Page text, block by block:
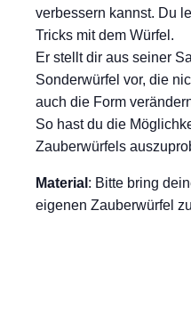
verbessern kannst. Du
Tricks mit dem Würfel.
Er stellt dir aus seiner
Sonderwürfel vor, die
auch die Form
So hast du die
Zauberwürfels
Material : Bitte bring
eigenen Zauberwürfel